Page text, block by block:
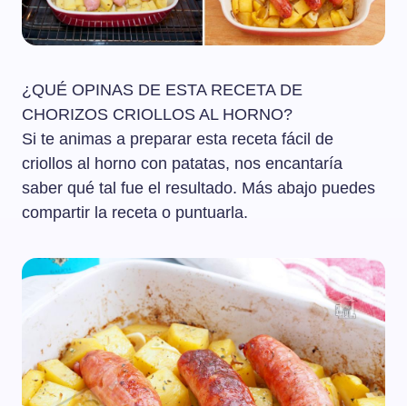
¿QUÉ OPINAS DE ESTA RECETA DE
CHORIZOS CRIOLLOS AL HORNO?
Si te animas a preparar esta receta fácil de
criollos al horno con patatas, nos encantaría
saber qué tal fue el resultado. Más abajo puedes
compartir la receta o puntuarla.